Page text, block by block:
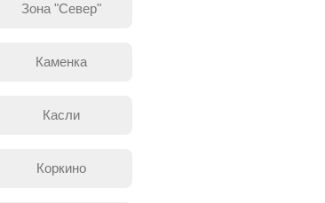
Зона "Север"
Каменка
Касли
Коркино